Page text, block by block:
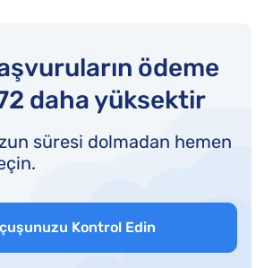
ödeme
daha yüksektir
süresi dolmadan hemen
Kontrol Edin